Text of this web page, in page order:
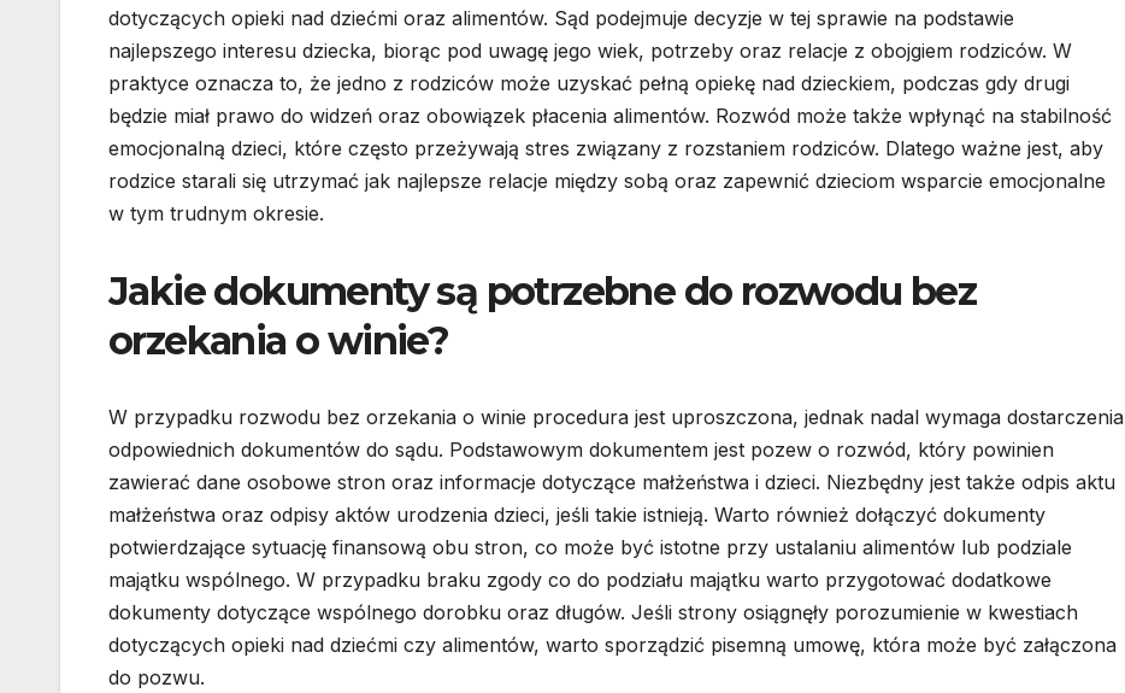
dotyczących opieki nad dziećmi oraz alimentów. Sąd podejmuje decyzje w tej sprawie na podstawie
najlepszego interesu dziecka, biorąc pod uwagę jego wiek, potrzeby oraz relacje z obojgiem rodziców. W
praktyce oznacza to, że jedno z rodziców może uzyskać pełną opiekę nad dzieckiem, podczas gdy drugi
będzie miał prawo do widzeń oraz obowiązek płacenia alimentów. Rozwód może także wpłynąć na stabilność
emocjonalną dzieci, które często przeżywają stres związany z rozstaniem rodziców. Dlatego ważne jest, aby
rodzice starali się utrzymać jak najlepsze relacje między sobą oraz zapewnić dzieciom wsparcie emocjonalne
w tym trudnym okresie.
Jakie dokumenty są potrzebne do rozwodu bez
orzekania o winie?
W przypadku rozwodu bez orzekania o winie procedura jest uproszczona, jednak nadal wymaga dostarczenia
odpowiednich dokumentów do sądu. Podstawowym dokumentem jest pozew o rozwód, który powinien
zawierać dane osobowe stron oraz informacje dotyczące małżeństwa i dzieci. Niezbędny jest także odpis aktu
małżeństwa oraz odpisy aktów urodzenia dzieci, jeśli takie istnieją. Warto również dołączyć dokumenty
potwierdzające sytuację finansową obu stron, co może być istotne przy ustalaniu alimentów lub podziale
majątku wspólnego. W przypadku braku zgody co do podziału majątku warto przygotować dodatkowe
dokumenty dotyczące wspólnego dorobku oraz długów. Jeśli strony osiągnęły porozumienie w kwestiach
dotyczących opieki nad dziećmi czy alimentów, warto sporządzić pisemną umowę, która może być załączona
do pozwu.